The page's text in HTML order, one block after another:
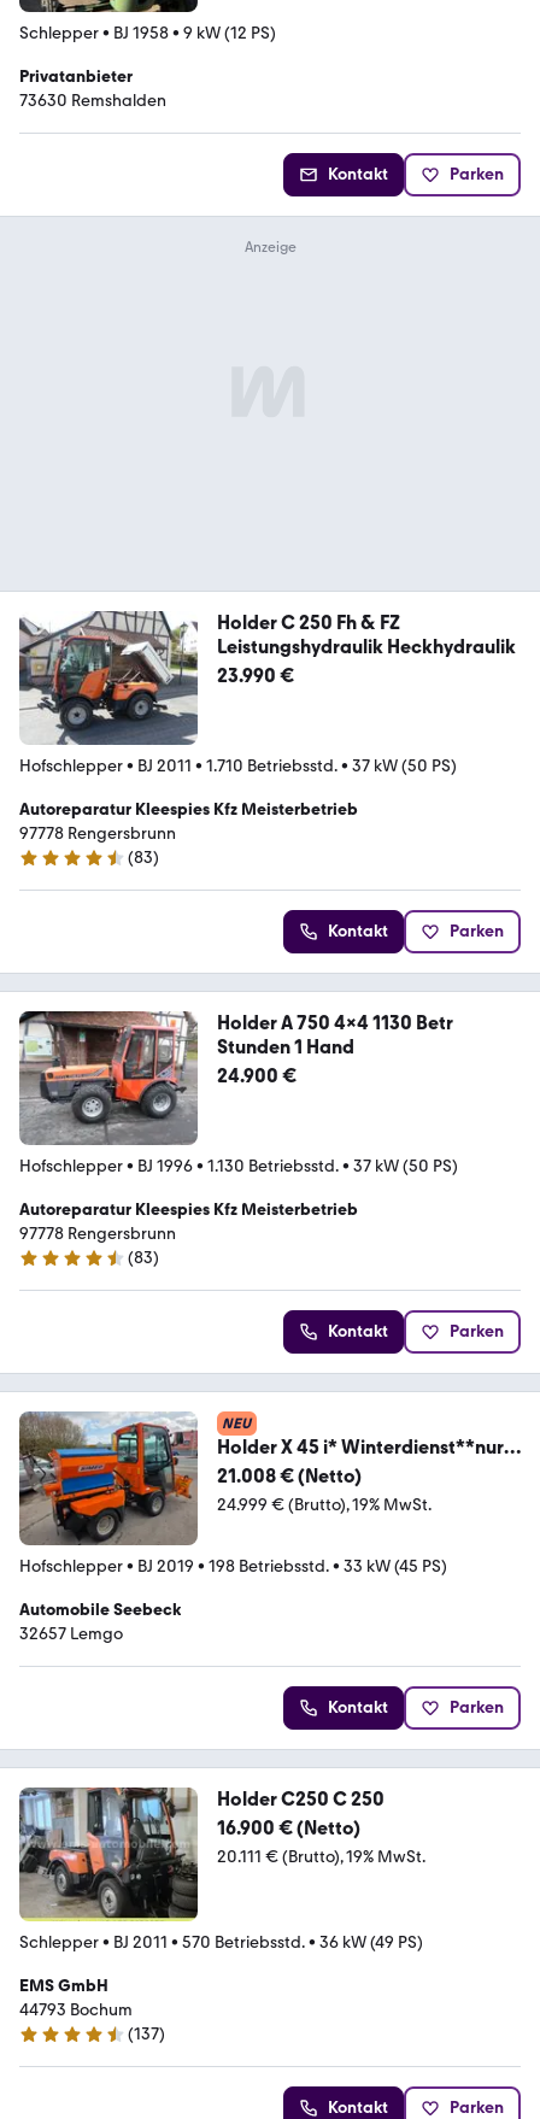
Schlepper• BJ 1958• 9 kW (12 PS)
Privatanbieter
73630 Remshalden
Kontakt Parken
Holder C 250 Fh & FZ
Leistungshydraulik Heckhydraulik
23.990 €
Hofschlepper• BJ 2011 • 1.710 Betriebsstd.• 37 kW (50 PS)
Autoreparatur Kleespies Kfz Meisterbetrieb
97778 Rengersbrunn
4.6 Sterne
(83)
Kontakt Parken
Holder A 750 4x4 1130 Betr
Stunden 1 Hand
24.900 €
Hofschlepper• BJ 1996• 1.130 Betriebsstd.• 37 kW (50 PS)
Autoreparatur Kleespies Kfz Meisterbetrieb
97778 Rengersbrunn
4.6 Sterne
(83)
Kontakt Parken
NEU
Holder X 45 i* Winterdienst**nur
198 Std.
21.008 € (Netto)
24.999 € (Brutto) 19% MwSt.
Hofschlepper• BJ 2019 • 198 Betriebsstd.• 33 kW (45 PS)
Automobile Seebeck
32657 Lemgo
Kontakt Parken
Holder C250 C 250
16.900 € (Netto)
20.111 € (Brutto) 19% MwSt.
Schlepper• BJ 2011 • 570 Betriebsstd.• 36 kW (49 PS)
EMS GmbH
44793 Bochum
4.6 Sterne
(137)
Kontakt Parken